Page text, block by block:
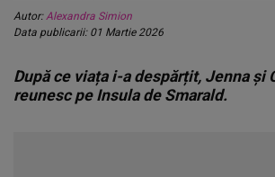
Autor:Alexandra Simion
Data publicarii: 01 Martie 2026
După ce viața i-a despărțit, Jenna și
reunesc pe Insula de Smarald.